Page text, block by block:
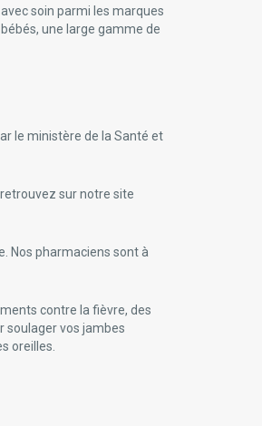
soin parmi les marques
une large gamme de
le ministère de la Santé et
sur notre site
Nos pharmaciens sont à
contre la fièvre, des
soulager vos jambes
oreilles.